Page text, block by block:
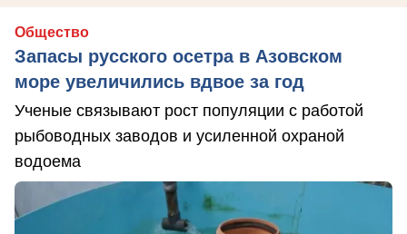
Общество
Запасы русского осетра в Азовском
море увеличились вдвое за год
Ученые связывают рост популяции с работой
рыбоводных заводов и усиленной охраной
водоема